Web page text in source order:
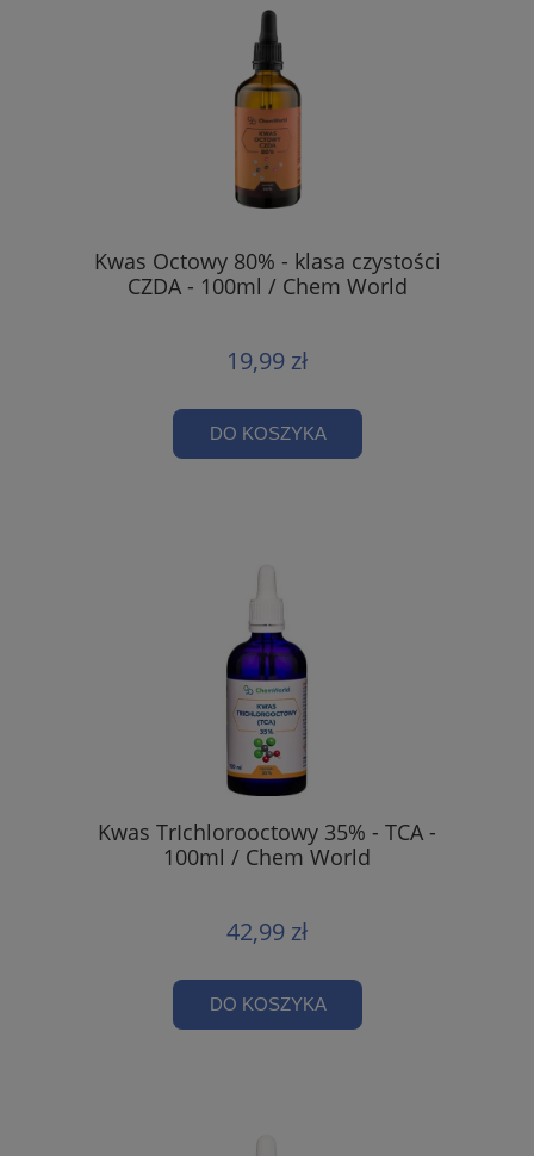
Kwas Octowy 80% - klasa czystości
CZDA - 100ml / Chem World
19,99 zł
DO KOSZYKA
Kwas TrIchlorooctowy 35% - TCA -
100ml / Chem World
42,99 zł
DO KOSZYKA